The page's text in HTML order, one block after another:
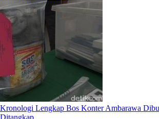
Kronologi Lengkap Bos Konter Ambarawa